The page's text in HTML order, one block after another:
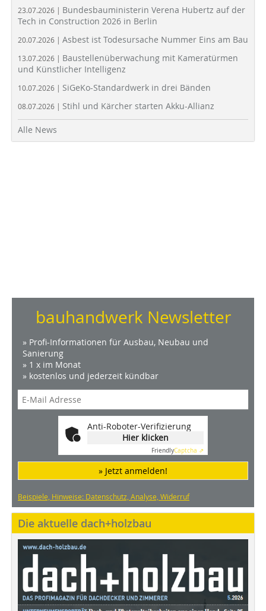
23.07.2026 | Bundesbauministerin Verena Hubertz auf der
Tech in Construction 2026 in Berlin
20.07.2026 | Asbest ist Todesursache Nummer Eins am Bau
13.07.2026 | Baustellenüberwachung mit Kameratürmen
und Künstlicher Intelligenz
10.07.2026 | SiGeKo-Standardwerk in drei Bänden
08.07.2026 | Stihl und Kärcher starten Akku-Allianz
Alle News
bauhandwerk Newsletter
» Profi-Informationen für Ausbau, Neubau und
Sanierung
» 1 x im Monat
» kostenlos und jederzeit kündbar
Anti-Roboter-Verifizierung
Hier klicken
FriendlyCaptcha ⇗
» Jetzt anmelden!
Beispiele, Hinweise: Datenschutz, Analyse, Widerruf
Die aktuelle dach+holzbau